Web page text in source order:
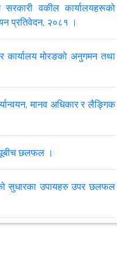
बुटबलमा आयोजना हुने
र चौथो पंचवर्षीय रणनीतिक
मनोनयन सम्बन्धमा ।
सरकारी वकील कार्यालयहरूको
प्रतिवेदन, २०८१ ।
कार्यालय मोरङको अनुगमन तथा
मानव अधिकार र लैङ्गिक
छलफल ।
सुधारका उपायहरु उपर छलफल